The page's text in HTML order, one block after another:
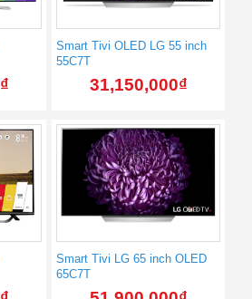
₫
Smart Tivi OLED LG 55 inch
55C7T
31,150,000₫
Smart Tivi LG 65 inch OLED
65C7T